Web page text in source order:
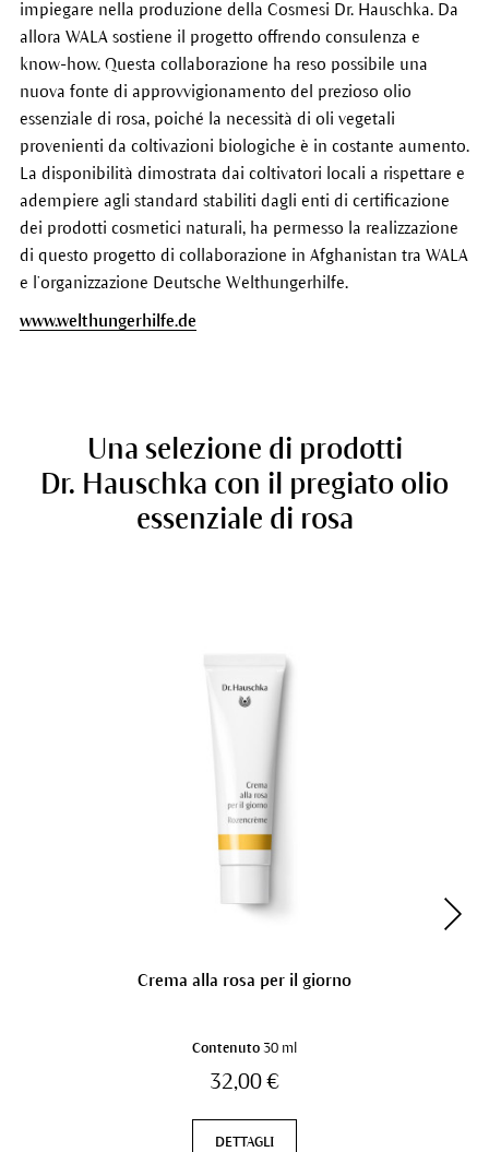
impiegare nella produzione della Cosmesi Dr. Hauschka. Da
allora WALA sostiene il progetto offrendo consulenza e
know-how. Questa collaborazione ha reso possibile una
nuova fonte di approvvigionamento del prezioso olio
essenziale di rosa, poiché la necessità di oli vegetali
provenienti da coltivazioni biologiche è in costante aumento.
La disponibilità dimostrata dai coltivatori locali a rispettare e
adempiere agli standard stabiliti dagli enti di certificazione
dei prodotti cosmetici naturali, ha permesso la realizzazione
di questo progetto di collaborazione in Afghanistan tra WALA
e l’organizzazione Deutsche Welthungerhilfe.
www.welthungerhilfe.de
Una selezione di prodotti
Dr. Hauschka con il pregiato olio
essenziale di rosa
Crema alla rosa per il giorno
Contenuto 30 ml
32,00 €
DETTAGLI